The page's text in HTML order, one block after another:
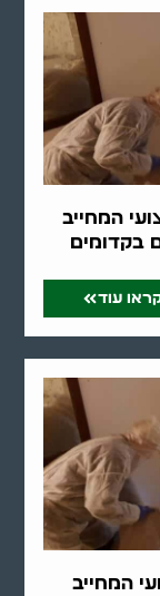
המחייב
בקדומים
עוד
המחייב